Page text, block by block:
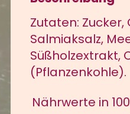
Menge
Zutaten: Zucker,
Salmiaksalz,
Süßholzextrakt,
(Pflanzenkohle).
Nährwerte in